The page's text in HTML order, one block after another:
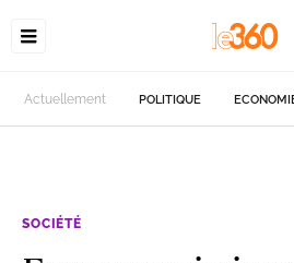
Actuellement POLITIQUE
SOCIÉTÉ